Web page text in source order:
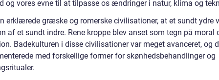
og vores evne til at tilpasse os ændringer i natur, klima og
erklærede græske og romerske civilisationer, at et sundt ydre
af et sundt indre. Rene kroppe blev anset som tegn på moral
Badekulturen i disse civilisationer var meget avanceret, og
med forskellige former for skønhedsbehandlinger og